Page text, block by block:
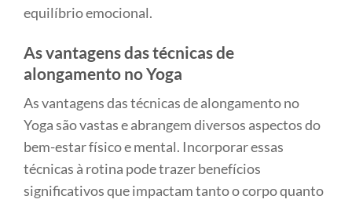
equilíbrio emocional.
As vantagens das técnicas de
alongamento no Yoga
As vantagens das técnicas de alongamento no
Yoga são vastas e abrangem diversos aspectos do
bem-estar físico e mental. Incorporar essas
técnicas à rotina pode trazer benefícios
significativos que impactam tanto o corpo quanto